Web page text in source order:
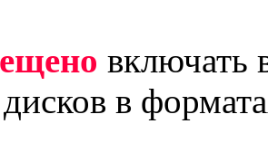
включать
в